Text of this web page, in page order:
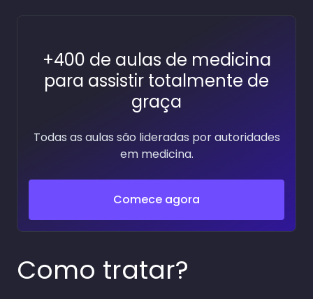
+400 de aulas de medicina
para assistir totalmente de
graça
Todas as aulas são lideradas por autoridades
em medicina.
Comece agora
Como tratar?